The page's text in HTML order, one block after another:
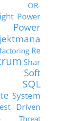
OR-
Power
Power
Re
Shar
Soft
SQL
System
Driven
Threat